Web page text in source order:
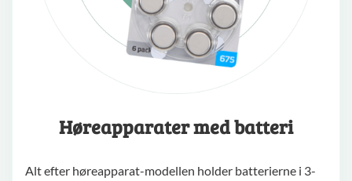
Høreapparater med batteri
Alt efter høreapparat-modellen holder batterierne i 3-